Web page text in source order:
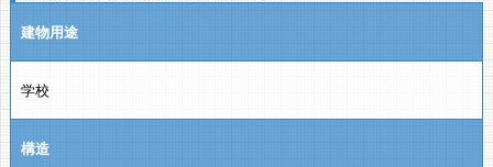
建物用途
学校
構造